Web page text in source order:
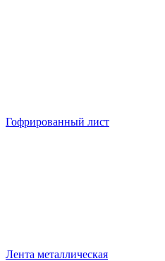
Гофрированный лист
Лента металлическая